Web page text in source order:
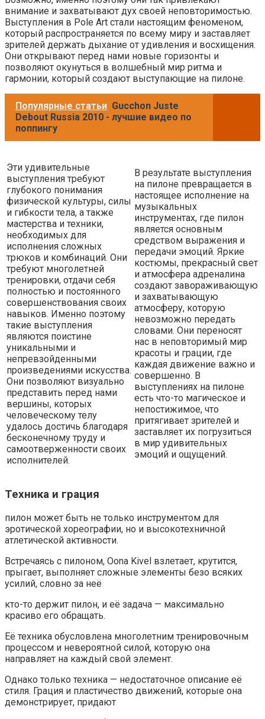
внимание и захватывают дух своей неповторимостью.
Выступления в Pole Art стали настоящим феноменом,
который распространяется по всему миру и заставляет
зрителей держать дыхание от удивления и восхищения.
Они открывают перед нами новые горизонты и
позволяют окунуться в волшебный мир ритма и
гармонии, который создают выступающие на пилоне.
Популярные статьи Gucchon Juste
Debout Russia 2010 - лучшие видео по
поппингу
Эти удивительные
выступления требуют
глубокого понимания
физической культуры, силы
и гибкости тела, а также
мастерства и техники,
необходимых для
исполнения сложных
трюков и комбинаций. Они
требуют многолетней
тренировки, отдачи себя
полностью и постоянного
совершенствования своих
навыков. Именно поэтому
такие выступления
являются поистине
уникальными и
непревзойденными
произведениями искусства.
Они позволяют визуально
представить перед нами
вершины, которых
человеческому телу
удалось достичь благодаря
бесконечному труду и
самоотверженности своих
исполнителей.
В результате выступления
на пилоне превращается в
настоящее исполнение на
музыкальных
инструментах, где пилон
является основным
средством выражения и
передачи эмоций. Яркие
костюмы, прекрасный свет
и атмосфера адреналина
создают завораживающую
и захватывающую
атмосферу, которую
невозможно передать
словами. Они переносят
нас в неповторимый мир
красоты и грации, где
каждая движение важно и
совершенно. В
выступлениях на пилоне
есть что-то магическое и
непостижимое, что
притягивает зрителей и
заставляет их погрузиться
в мир удивительных
эмоций и ощущений.
Техника и грация
пилон может быть не только инструментом для
эротической хореографии, но и высокотехничной
атлетической активности.
Встречаясь с пилоном, Oona Kivel взлетает, крутится,
прыгает, выполняет сложные элементы безо всяких
усилий, словно за неё
кто-то держит пилон, и её задача — максимально
красиво его обращать.
Её техника обусловлена многолетним тренировочным
процессом и невероятной силой, которую она
направляет на каждый свой элемент.
Однако только техника — недостаточное описание её
стиля. Грация и пластичество движений, которые она
демонстрирует, придают